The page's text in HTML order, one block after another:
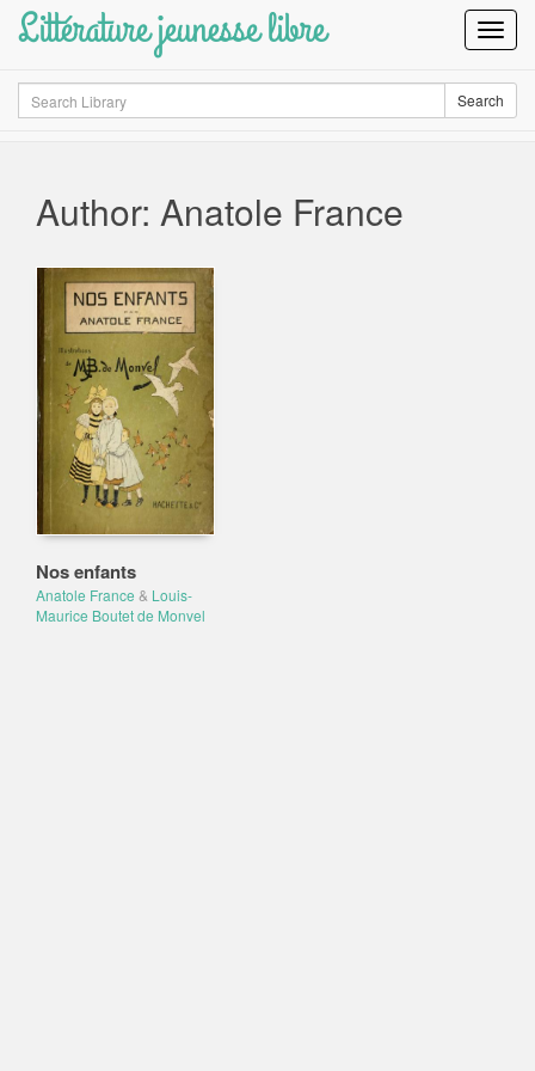
Littérature jeunesse libre
Search Search
Author: Anatole France
Nos enfants
Anatole France & Louis-
Maurice Boutet de Monvel